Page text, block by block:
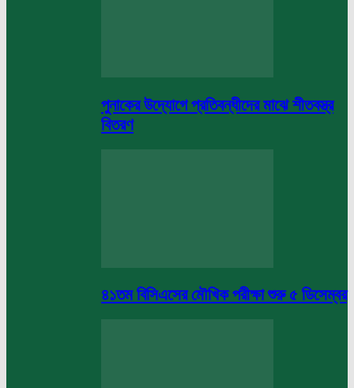
পুনাকের উদ্যোগে প্রতিবন্ধীদের মাঝে শীতবস্ত্র
বিতরণ
৪১তম বিসিএসের মৌখিক পরীক্ষা শুরু ৫ ডিসেম্বর